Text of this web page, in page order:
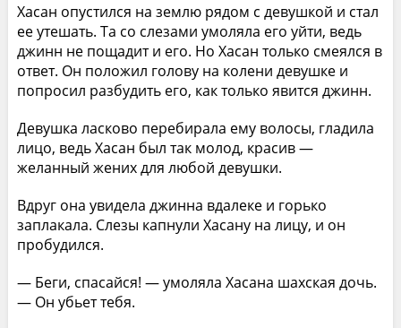
Хасан опустился на землю рядом с девушкой и стал
ее утешать. Та со слезами умоляла его уйти, ведь
джинн не пощадит и его. Но Хасан только смеялся в
ответ. Он положил голову на колени девушке и
попросил разбудить его, как только явится джинн.
Девушка ласково перебирала ему волосы, гладила
лицо, ведь Хасан был так молод, красив —
желанный жених для любой девушки.
Вдруг она увидела джинна вдалеке и горько
заплакала. Слезы капнули Xасану на лицу, и он
пробудился.
— Беги, спасайся! — умоляла Хасана шахская дочь.
— Он убьет тебя.